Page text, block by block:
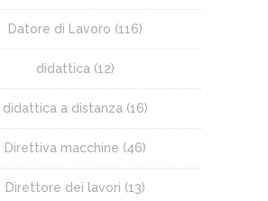
Datore di Lavoro (116)
didattica (12)
didattica a distanza (16)
Direttiva macchine (46)
Direttore dei lavori (13)